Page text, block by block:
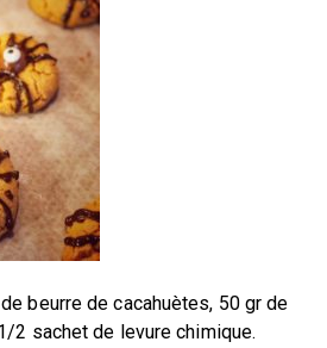
beurre de cacahuètes, 50 gr de
2 sachet de levure chimique.